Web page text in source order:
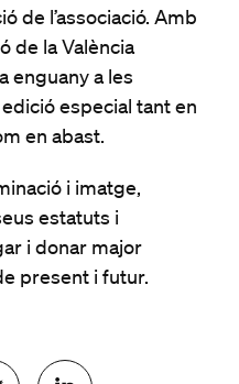
de l’associació. Amb
de la València
enguany a les
especial tant en
en abast.
i imatge,
estatuts i
i donar major
present i futur.